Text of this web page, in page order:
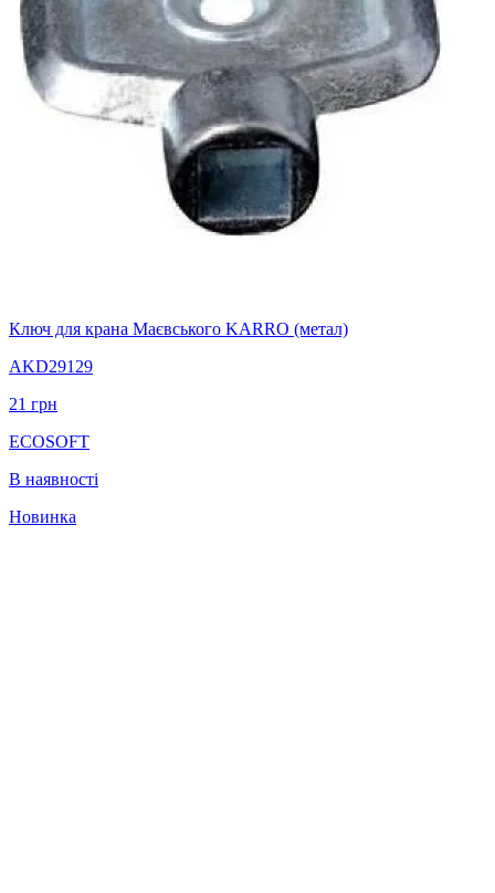
Ключ для крана Маєвського KARRO (метал)
AKD29129
21 грн
ECOSOFT
В наявності
Новинка